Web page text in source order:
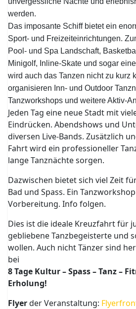
werden.
Das imposante Schiff bietet ein
Sport- und Freizeiteinrichtungen.
Pool- und Spa Landschaft,
Minigolf, Inline-Skate und sogar
wird auch das Tanzen nicht zu kurz
organisieren Inn- und Outdoor
Tanzworkshops und weitere Aktiv-
Jeden Tag eine neue Stadt mit
Eindrücken. Abendshows und
diversen Live-Bands. Zusätzlich
Fahrt wird ein professioneller
lange Tanznächte sorgen.
Dazwischen bietet sich viel Zeit
Bad und Spass. Ein
Vorbereitung. Info folgen.
Dies ist die ideale Kreuzfahrt für
gebliebene Tanzbegeisterte und
wollen. Auch nicht Tänzer sind
bei
8 Tage Kultur – Spass – Tanz –
Erholung!
Flyerder Veranstaltung: